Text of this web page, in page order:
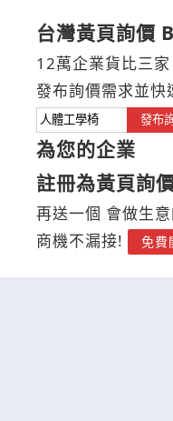
台灣黃頁詢價
12萬企業貨比三家
發布詢價需求並快
發布
為您的企業
註冊為黃頁詢
再送一個 會做生
商機不漏接!
免費